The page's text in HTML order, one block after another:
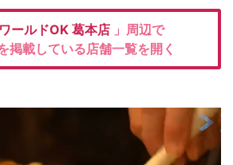
ールドOK 葛本店 」周辺で
掲載している店舗一覧を開く